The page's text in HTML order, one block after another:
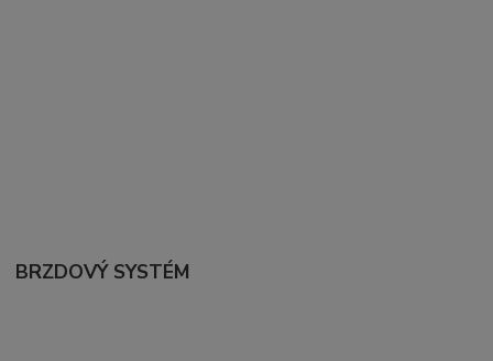
BRZDOVÝ SYSTÉM